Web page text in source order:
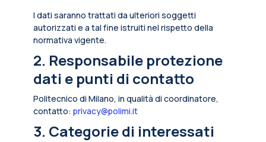
I dati saranno trattati da ulteriori soggetti
autorizzati e a tal fine istruiti nel rispetto della
normativa vigente.
2. Responsabile protezione
dati e punti di contatto
Politecnico di Milano, in qualità di coordinatore,
contatto: privacy@polimi.it
3. Categorie di interessati